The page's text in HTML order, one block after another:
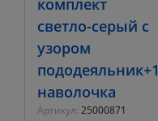
светло-серый с
узором
пододеяльник+1
наволочка
Артикул: 25000871